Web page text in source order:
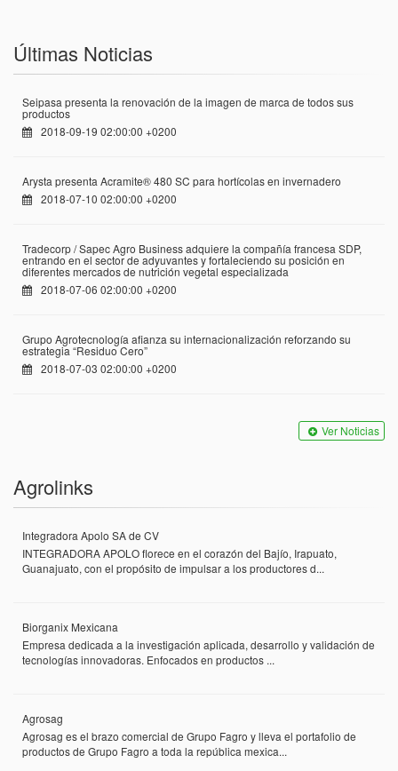
Últimas Noticias
Seipasa presenta la renovación de la imagen de marca de todos sus
productos
2018-09-19 02:00:00 +0200
Arysta presenta Acramite® 480 SC para hortícolas en invernadero
2018-07-10 02:00:00 +0200
Tradecorp / Sapec Agro Business adquiere la compañía francesa SDP,
entrando en el sector de adyuvantes y fortaleciendo su posición en
diferentes mercados de nutrición vegetal especializada
2018-07-06 02:00:00 +0200
Grupo Agrotecnología afianza su internacionalización reforzando su
estrategia “Residuo Cero”
2018-07-03 02:00:00 +0200
Ver Noticias
Agrolinks
Integradora Apolo SA de CV
INTEGRADORA APOLO florece en el corazón del Bajío, Irapuato,
Guanajuato, con el propósito de impulsar a los productores d...
Biorganix Mexicana
Empresa dedicada a la investigación aplicada, desarrollo y validación de
tecnologías innovadoras. Enfocados en productos ...
Agrosag
Agrosag es el brazo comercial de Grupo Fagro y lleva el portafolio de
productos de Grupo Fagro a toda la república mexica...